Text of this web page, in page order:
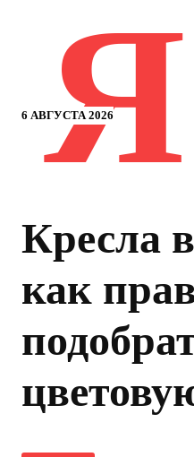
6 АВГУСТА 2026
Я
Кресла
как